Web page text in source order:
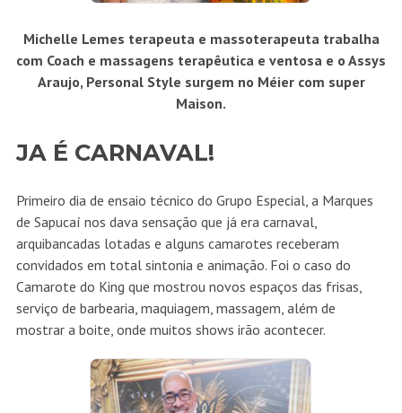
Michelle Lemes terapeuta e massoterapeuta trabalha
com Coach e massagens terapêutica e ventosa e o Assys
Araujo, Personal Style surgem no Méier com super
Maison.
JA É CARNAVAL!
Primeiro dia de ensaio técnico do Grupo Especial, a Marques
de Sapucaí nos dava sensação que já era carnaval,
arquibancadas lotadas e alguns camarotes receberam
convidados em total sintonia e animação. Foi o caso do
Camarote do King que mostrou novos espaços das frisas,
serviço de barbearia, maquiagem, massagem, além de
mostrar a boite, onde muitos shows irão acontecer.